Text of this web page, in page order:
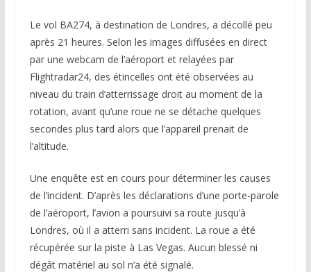
Le vol BA274, à destination de Londres, a décollé peu
après 21 heures. Selon les images diffusées en direct
par une webcam de l’aéroport et relayées par
Flightradar24, des étincelles ont été observées au
niveau du train d’atterrissage droit au moment de la
rotation, avant qu’une roue ne se détache quelques
secondes plus tard alors que l’appareil prenait de
l’altitude.
Une enquête est en cours pour déterminer les causes
de l’incident. D’après les déclarations d’une porte-parole
de l’aéroport, l’avion a poursuivi sa route jusqu’à
Londres, où il a atterri sans incident. La roue a été
récupérée sur la piste à Las Vegas. Aucun blessé ni
dégât matériel au sol n’a été signalé.